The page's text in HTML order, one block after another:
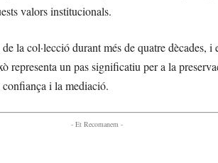
valors institucionals.
la col·lecció durant més de quatre dècades, i
representa un pas significatiu per a la
i la mediació.
- Et Recomanem -